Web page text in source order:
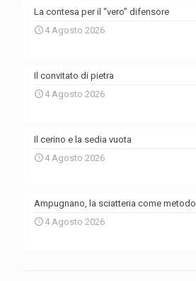
La contesa per il “vero” difensore
4 Agosto 2026
Il convitato di pietra
4 Agosto 2026
Il cerino e la sedia vuota
4 Agosto 2026
Ampugnano, la sciatteria come metodo
4 Agosto 2026